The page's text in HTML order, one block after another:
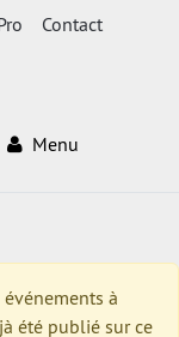
Contact
Menu
à
été publié sur ce